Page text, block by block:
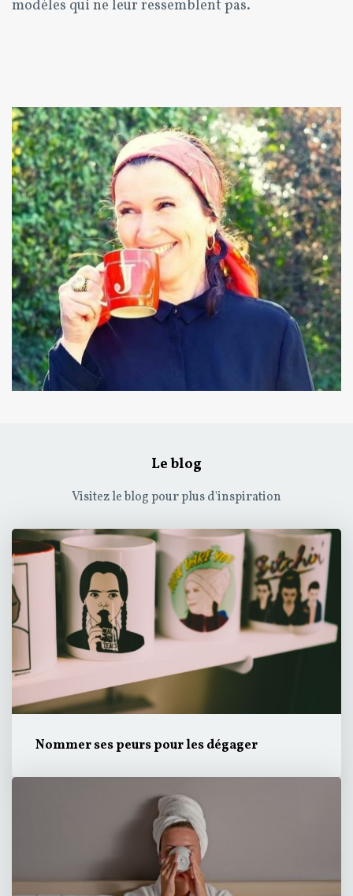
modèles qui ne leur ressemblent pas.
Le blog
Visitez le blog pour plus d'inspiration
Nommer ses peurs pour les dégager